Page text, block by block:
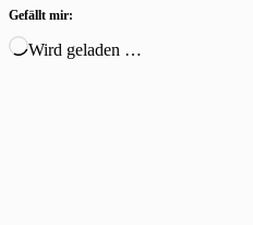
Gefällt mir:
Wird geladen …